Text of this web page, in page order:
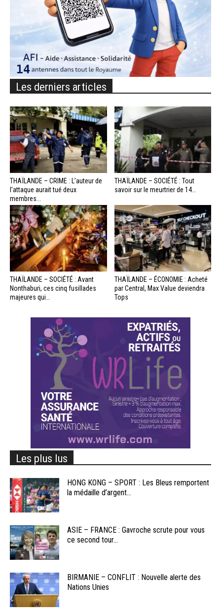
Les derniers articles
THAÏLANDE – CRIME : L’auteur de
l’attaque aurait tué deux
membres...
THAÏLANDE – SOCIÉTÉ : Tout
savoir sur le meurtrier de 14...
THAÏLANDE – SOCIÉTÉ : Avant
Nonthaburi, ces cinq fusillades
majeures qui...
THAÏLANDE – ÉCONOMIE : Acheté
par Central, Max Value deviendra
Tops
Les plus lus
HONG KONG – SPORT : Les Bleus remportent
la médaille d’argent...
ASIE – FRANCE : Gavroche scrute pour vous
ce second tour...
BIRMANIE – CONFLIT : Nouvelle alerte des
Nations Unies